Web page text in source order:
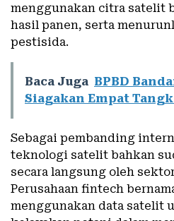
menggunakan citra satelit
hasil panen, serta
pestisida.
Baca Juga BPBD
Siagakan Empat
Sebagai pembanding
teknologi satelit bahkan
secara langsung oleh
Perusahaan fintech
menggunakan data satelit